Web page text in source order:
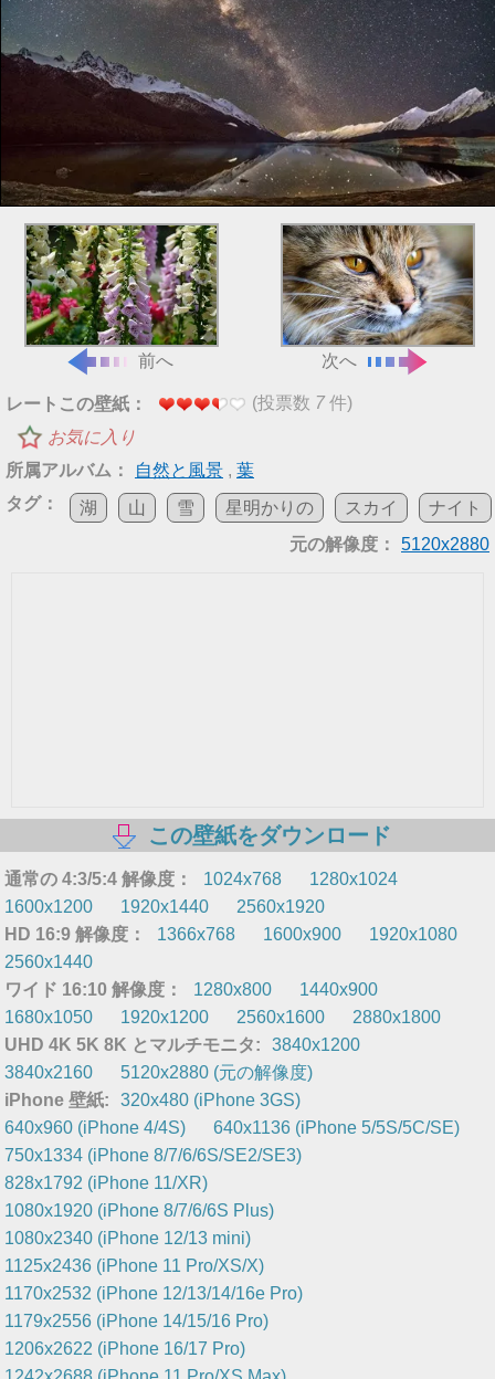
前へ 次へ
レートこの壁紙： (投票数 7件)
お気に入り
所属アルバム：
自然と風景 , 葉
タグ：
湖 山 雪 星明かりの スカイ
ナイト
元の解像度：
5120x2880
この壁紙をダウンロード
通常の 4:3/5:4 解像度： 1024x768
1280x1024
1600x1200
1920x1440
2560x1920
HD 16:9 解像度：
1366x768 1600x900
1920x1080
2560x1440
ワイド 16:10 解像度：
1280x800
1440x900
1680x1050
1920x1200 2560x1600
2880x1800
UHD 4K 5K 8K とマルチモニタ:
3840x1200
3840x2160
5120x2880 (元の解像度)
iPhone 壁紙:
320x480 (iPhone 3GS)
640x960 (iPhone 4/4S)
640x1136 (iPhone 5/5S/5C/SE)
750x1334 (iPhone 8/7/6/6S/SE2/SE3)
828x1792 (iPhone 11/XR)
1080x1920 (iPhone 8/7/6/6S Plus)
1080x2340 (iPhone 12/13 mini)
1125x2436 (iPhone 11 Pro/XS/X)
1170x2532 (iPhone 12/13/14/16e Pro)
1179x2556 (iPhone 14/15/16 Pro)
1206x2622 (iPhone 16/17 Pro)